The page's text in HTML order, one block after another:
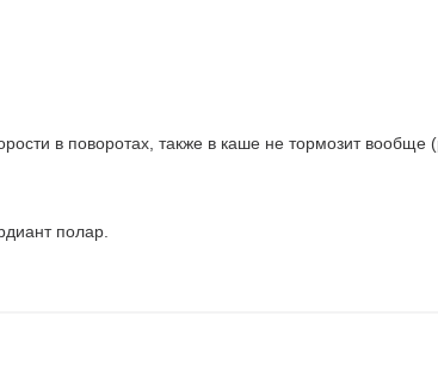
в поворотах, также в каше не тормозит вообще
полар.